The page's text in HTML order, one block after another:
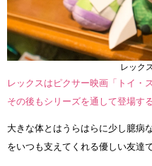
レック
レックスはピクサー映画「トイ・
その後もシリーズを通して登場す
大きな体とはうらはらに少し臆病
をいつも支えてくれる優しい友達